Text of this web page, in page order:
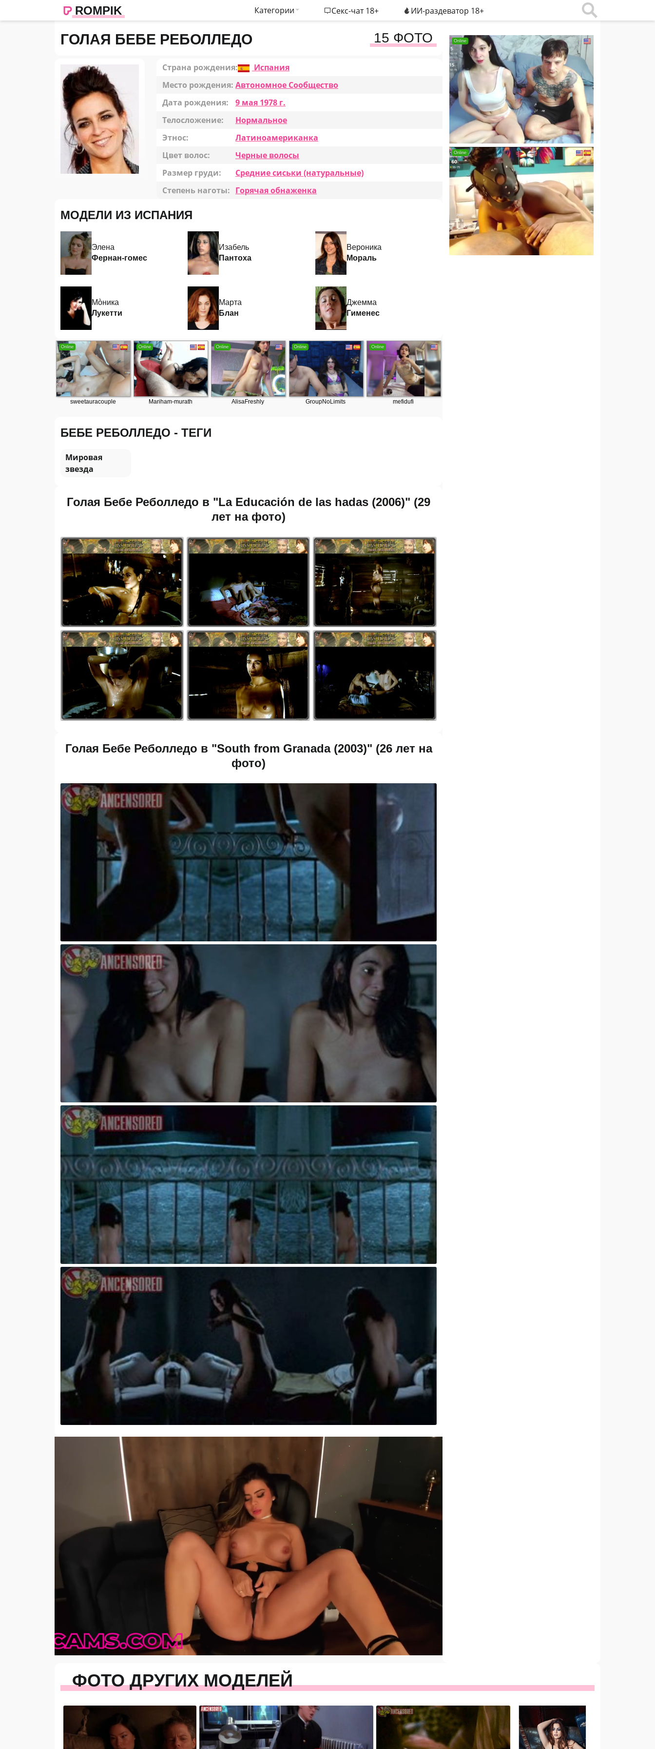
ROMPIK Категории Секс-чат 18+ ИИ-раздеватор 18+
ГОЛАЯ БЕБЕ РЕБОЛЛЕДО 15 ФОТО
Страна рождения:
Испания
Место рождения: Автономное Сообщество
Дата рождения:
9 мая 1978 г.
Телосложение:
Нормальное
Этнос:
Латиноамериканка
Цвет волос:
Черные волосы
Размер груди:
Средние сиськи (натуральные)
Степень наготы: Горячая обнаженка
МОДЕЛИ ИЗ ИСПАНИЯ
Элена
Фернан-гомес
Изабель
Пантоха
Вероника
Мораль
Мòника
Лукетти
Марта
Блан
Джемма
Гименес
БЕБЕ РЕБОЛЛЕДО - ТЕГИ
Мировая
звезда
Голая Бебе Реболледо в "La Educación de las hadas (2006)" (29
лет на фото)
Голая Бебе Реболледо в "South from Granada (2003)" (26 лет на
фото)
ФОТО ДРУГИХ МОДЕЛЕЙ